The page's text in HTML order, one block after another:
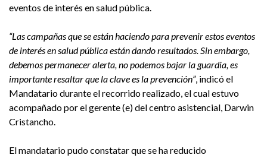
eventos de interés en salud pública.
“Las campañas que se están haciendo para prevenir estos eventos
de interés en salud pública están dando resultados. Sin embargo,
debemos permanecer alerta, no podemos bajar la guardia, es
importante resaltar que la clave es la prevención”, indicó el
Mandatario durante el recorrido realizado, el cual estuvo
acompañado por el gerente (e) del centro asistencial, Darwin
Cristancho.
El mandatario pudo constatar que se ha reducido